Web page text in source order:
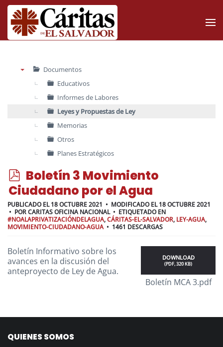
Skip to main content
Documentos
Educativos
Informes de Labores
Leyes y Propuestas de Ley
Memorias
Otros
Planes Estratégicos
p
d
f
Boletín 3 Movimiento
Ciudadano por el Agua
PUBLICADO EL 18 OCTUBRE 2021
MODIFICADO EL 18 OCTUBRE 2021
PORCARITAS OFICINA NACIONAL
ETIQUETADO EN
#NOALAPRIVATIZACIÓNDELAGUA,CÁRITAS-EL-SALVADOR, LEY-AGUA,
MOVIMIENTO-CIUDADANO-AGUA
1461 DESCARGAS
DOWNLOAD
(PDF,320 KB)
Boletín MCA 3.pdf
Boletín Informativo sobre los
avances en la discusión del
anteproyecto de Ley de Agua.
QUIENES SOMOS